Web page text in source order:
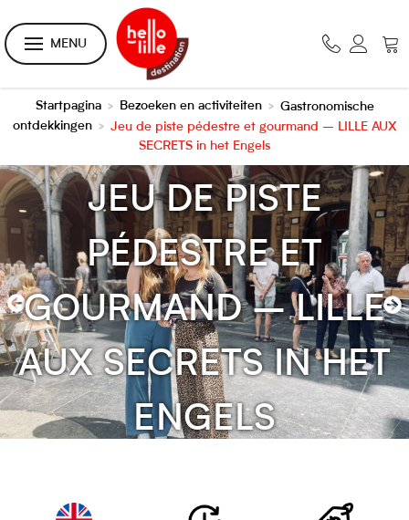
MENU
Startpagina > Bezoeken en activiteiten > Gastronomische
ontdekkingen
> Jeu de piste pédestre et gourmand – LILLE AUX
SECRETS in het Engels
JEU DE PISTE
PÉDESTRE ET
GOURMAND – LILLE
AUX SECRETS IN HET
ENGELS